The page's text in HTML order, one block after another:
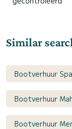
Similar
Bootverhuur
Bootverhuur
Bootverhuur